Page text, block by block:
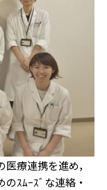
療連携を進め，
ｽﾑｰｽﾞな連絡・